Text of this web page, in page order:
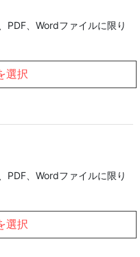
PDF、Wordファイルに限り
選択
PDF、Wordファイルに限り
選択